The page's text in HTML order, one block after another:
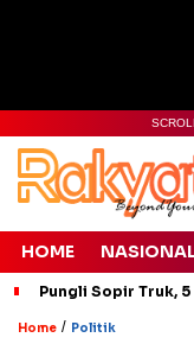
HOME
Pungli Sopir Truk,
Home / Politik